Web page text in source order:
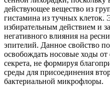
действующее вещество из
гистамина из тучных
избирательным действием и
негативного влияния на
эпителий. Данное свойство
освобождать носовые ходы от
секрета, не формируя
среды для присоединения
бактериальной микрофлоры.